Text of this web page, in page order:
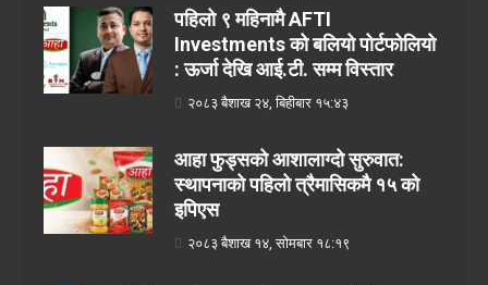
पहिलो ९ महिनामै AFTI
Investments को बलियो पोर्टफोलियो
: ऊर्जा देखि आई.टी. सम्म विस्तार
२०८३ बैशाख २४, बिहीबार १५:४३
आहा फुड्सको आशालाग्दो सुरुवात:
स्थापनाको पहिलो त्रैमासिकमै १५ को
इपिएस
२०८३ बैशाख १४, सोमबार १८:१९